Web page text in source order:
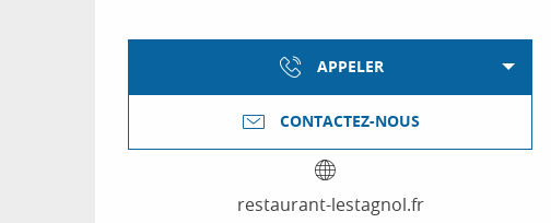
APPELER
CONTACTEZ-NOUS
restaurant-lestagnol.fr